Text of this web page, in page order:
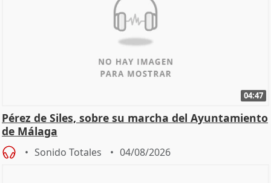
04:47
Pérez de Siles, sobre su marcha del Ayuntamiento
de Málaga
Sonido Totales 04/08/2026